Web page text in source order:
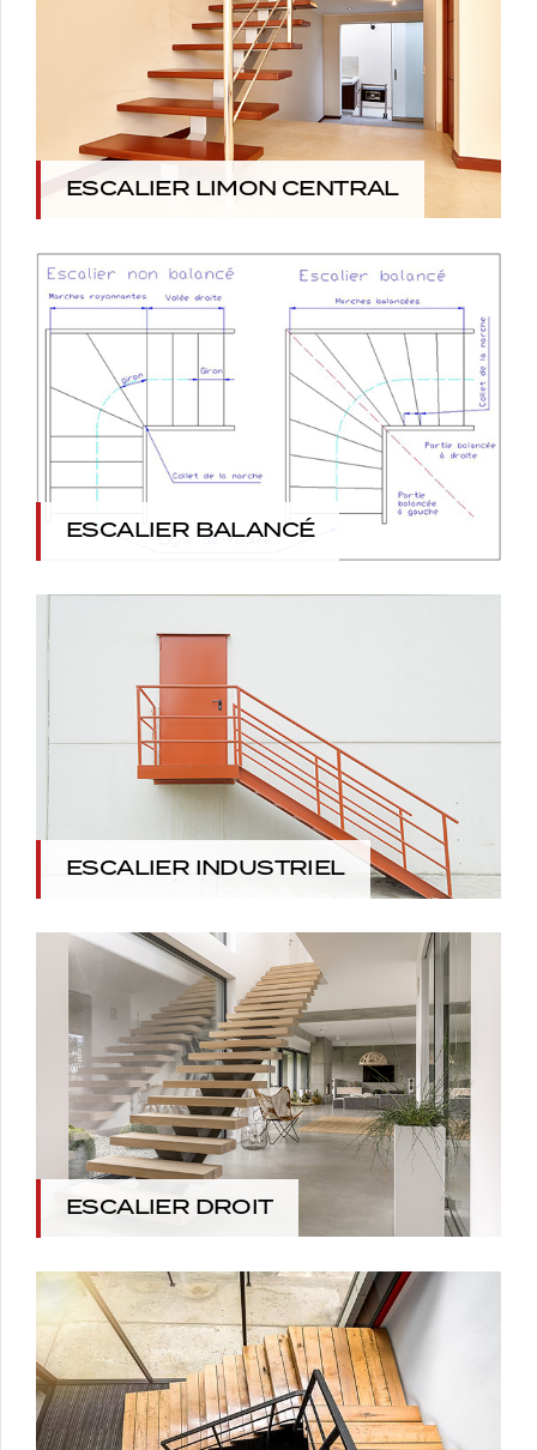
ESCALIER LIMON CENTRAL
ESCALIER BALANCÉ
ESCALIER INDUSTRIEL
ESCALIER DROIT